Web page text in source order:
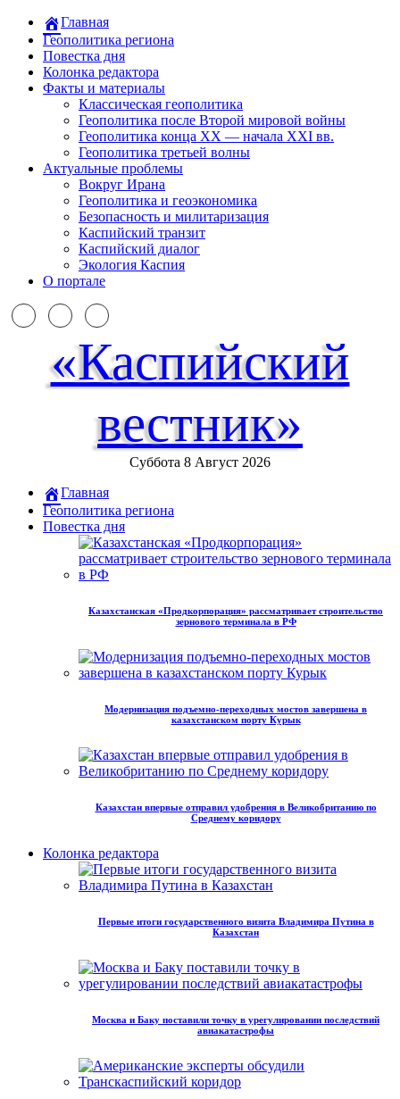
Главная
Геополитика региона
Повестка дня
Колонка редактора
Факты и материалы
Классическая геополитика
Геополитика после Второй мировой войны
Геополитика конца XX — начала XXI вв.
Геополитика третьей волны
Актуальные проблемы
Вокруг Ирана
Геополитика и геоэкономика
Безопасность и милитаризация
Каспийский транзит
Каспийский диалог
Экология Каспия
О портале
«Каспийский
вестник»
Суббота 8 Август 2026
Главная
Геополитика региона
Повестка дня
Казахстанская «Продкорпорация» рассматривает строительство
зернового терминала в РФ
Модернизация подъемно-переходных мостов завершена в
казахстанском порту Курык
Казахстан впервые отправил удобрения в Великобританию по
Среднему коридору
Колонка редактора
Первые итоги государственного визита Владимира Путина в
Казахстан
Москва и Баку поставили точку в урегулировании последствий
авиакатастрофы